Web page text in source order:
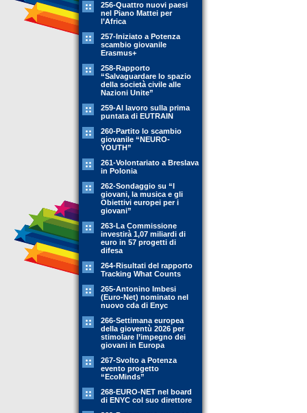
256-Quattro nuovi paesi
nel Piano Mattei per
l’Africa
257-Iniziato a Potenza
scambio giovanile
Erasmus+
258-Rapporto
“Salvaguardare lo spazio
della società civile alle
Nazioni Unite”
259-Al lavoro sulla prima
puntata di EUTRAIN
260-Partito lo scambio
giovanile “NEURO-
YOUTH”
261-Volontariato a Breslava
in Polonia
262-Sondaggio su “I
giovani, la musica e gli
Obiettivi europei per i
giovani”
263-La Commissione
investirà 1,07 miliardi di
euro in 57 progetti di
difesa
264-Risultati del rapporto
Tracking What Counts
265-Antonino Imbesi
(Euro-Net) nominato nel
nuovo cda di Enyc
266-Settimana europea
della gioventù 2026 per
stimolare l’impegno dei
giovani in Europa
267-Svolto a Potenza
evento progetto
“EcoMinds”
268-EURO-NET nel board
di ENYC col suo direttore